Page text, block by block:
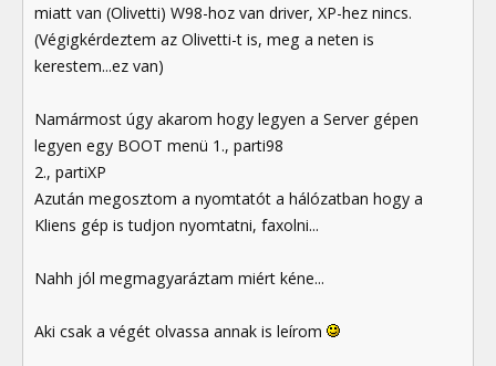
miatt van (Olivetti) W98-hoz van driver, XP-hez nincs.
(Végigkérdeztem az Olivetti-t is, meg a neten is
kerestem...ez van)
Namármost úgy akarom hogy legyen a Server gépen
legyen egy BOOT menü 1., parti98
2., partiXP
Azután megosztom a nyomtatót a hálózatban hogy a
Kliens gép is tudjon nyomtatni, faxolni...
Nahh jól megmagyaráztam miért kéne...
Aki csak a végét olvassa annak is leírom